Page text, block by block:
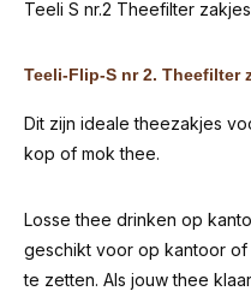
Teeli S nr.2 Theefilter
Teeli-Flip-S nr 2. Theefilter
Dit zijn ideale theezakjes
kop of mok thee.
Losse thee drinken op
geschikt voor op kantoor
te zetten. Als jouw thee